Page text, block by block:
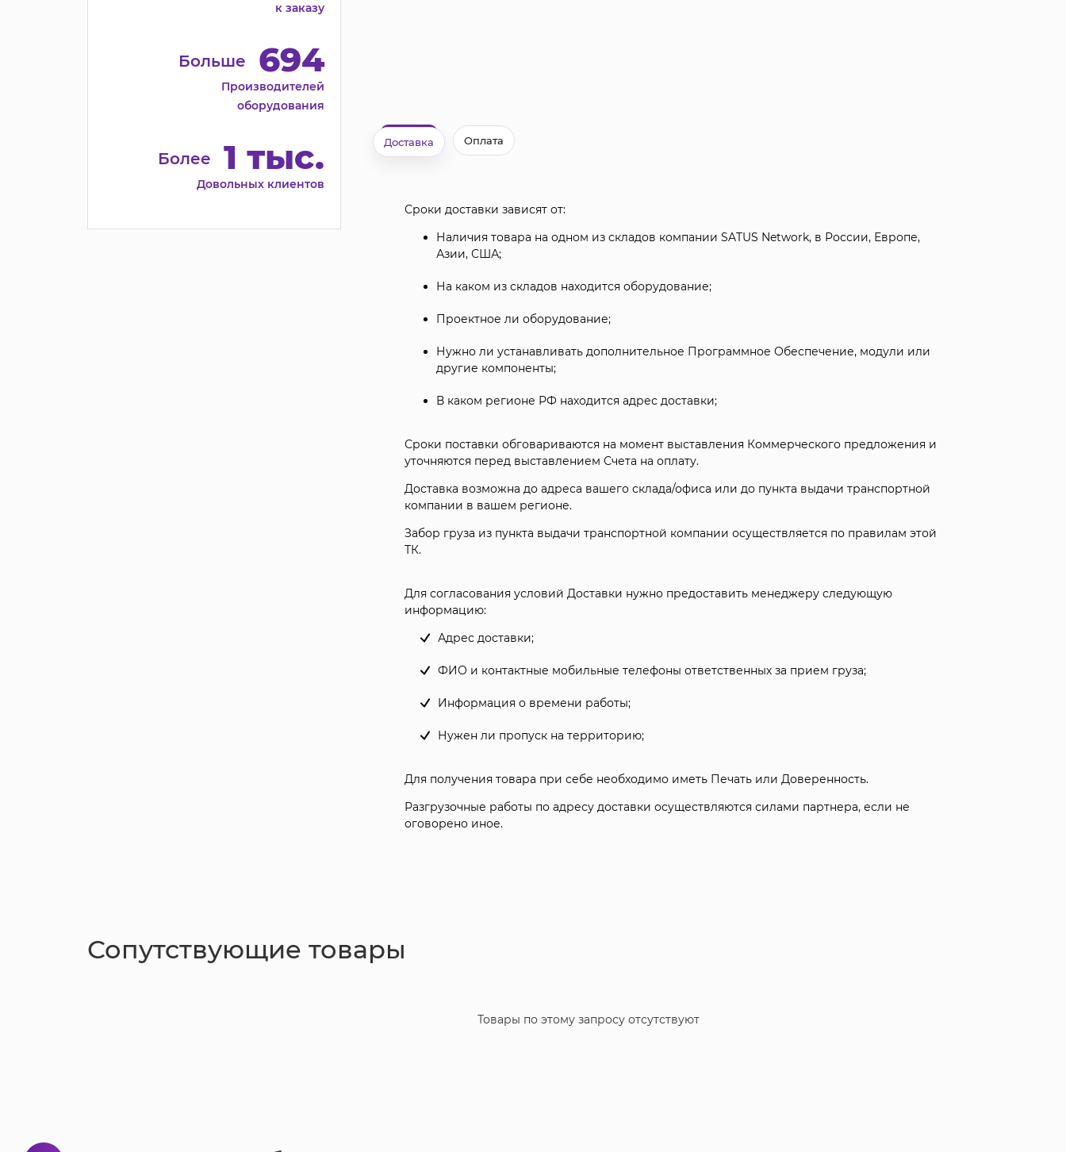
к заказу
Больше 694
Производителей
оборудования
Более 1 тыс.
Довольных клиентов
Доставка Оплата
Сроки доставки зависят от:
Наличия товара на одном из складов компании SATUS Network, в России, Европе,
Азии, США;
На каком из складов находится оборудование;
Проектное ли оборудование;
Нужно ли устанавливать дополнительное Программное Обеспечение, модули или
другие компоненты;
В каком регионе РФ находится адрес доставки;
Сроки поставки обговариваются на момент выставления Коммерческого предложения и
уточняются перед выставлением Счета на оплату.
Доставка возможна до адреса вашего склада/офиса или до пункта выдачи транспортной
компании в вашем регионе.
Забор груза из пункта выдачи транспортной компании осуществляется по правилам этой
ТК.
Для согласования условий Доставки нужно предоставить менеджеру следующую
информацию:
Адрес доставки;
ФИО и контактные мобильные телефоны ответственных за прием груза;
Информация о времени работы;
Нужен ли пропуск на территорию;
Для получения товара при себе необходимо иметь Печать или Доверенность.
Разгрузочные работы по адресу доставки осуществляются силами партнера, если не
оговорено иное.
Сопутствующие товары
Товары по этому запросу отсутствуют